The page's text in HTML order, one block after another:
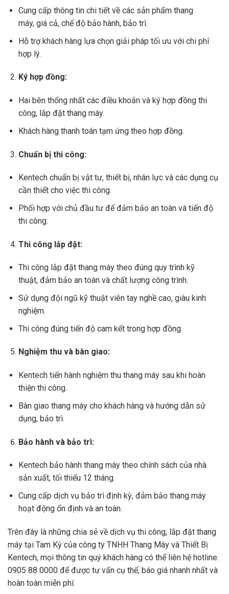
Cung cấp thông tin chi tiết về các sản phẩm thang
máy, giá cả, chế độ bảo hành, bảo trì.
Hỗ trợ khách hàng lựa chọn giải pháp tối ưu với chi phí
hợp lý.
Ký hợp đồng:
Hai bên thống nhất các điều khoản và ký hợp đồng thi
công, lắp đặt thang máy.
Khách hàng thanh toán tạm ứng theo hợp đồng.
Chuẩn bị thi công:
Kentech chuẩn bị vật tư, thiết bị, nhân lực và các dụng cụ
cần thiết cho việc thi công.
Phối hợp với chủ đầu tư để đảm bảo an toàn và tiến độ
thi công.
Thi công lắp đặt:
Thi công lắp đặt thang máy theo đúng quy trình kỹ
thuật, đảm bảo an toàn và chất lượng công trình.
Sử dụng đội ngũ kỹ thuật viên tay nghề cao, giàu kinh
nghiệm.
Thi công đúng tiến độ cam kết trong hợp đồng.
Nghiệm thu và bàn giao:
Kentech tiến hành nghiệm thu thang máy sau khi hoàn
thiện thi công.
Bàn giao thang máy cho khách hàng và hướng dẫn sử
dụng, bảo trì.
Bảo hành và bảo trì:
Kentech bảo hành thang máy theo chính sách của nhà
sản xuất, tối thiểu 12 tháng.
Cung cấp dịch vụ bảo trì định kỳ, đảm bảo thang máy
hoạt động ổn định và an toàn.
Trên đây là những chia sẻ về dịch vụ thi công, lắp đặt thang
máy tại Tam Kỳ của công ty TNHH Thang Máy và Thiết Bị
Kentech, mọi thông tin quý khách hàng có thể liên hệ hotline:
0905 88 0000 để được tư vấn cụ thể, báo giá nhanh nhất và
hoàn toàn miễn phí.